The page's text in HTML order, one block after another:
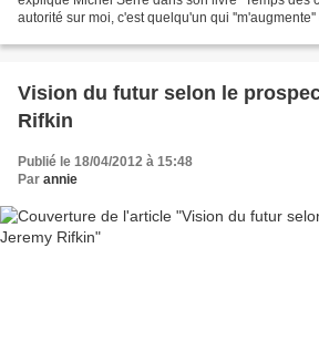
autorité sur moi, c'est quelqu'un qui
Vision du futur selon le
Rifkin
Publié le 18/04/2012 à 15:48
Par annie